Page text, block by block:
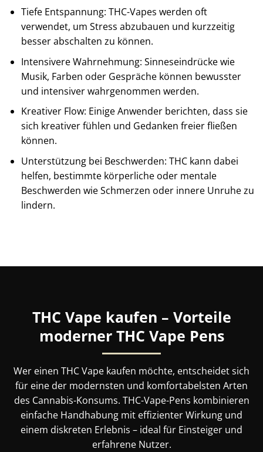
Tiefe Entspannung: THC-Vapes werden oft
verwendet, um Stress abzubauen und kurzzeitig
besser abschalten zu können.
Intensivere Wahrnehmung: Sinneseindrücke wie
Musik, Farben oder Gespräche können bewusster
und intensiver wahrgenommen werden.
Kreativer Flow: Einige Anwender berichten, dass sie
sich kreativer fühlen und Gedanken freier fließen
können.
Unterstützung bei Beschwerden: THC kann dabei
helfen, bestimmte körperliche oder mentale
Beschwerden wie Schmerzen oder innere Unruhe zu
lindern.
THC Vape kaufen – Vorteile
moderner THC Vape Pens
Wer einen THC Vape kaufen möchte, entscheidet sich
für eine der modernsten und komfortabelsten Arten
des Cannabis-Konsums. THC-Vape-Pens kombinieren
einfache Handhabung mit effizienter Wirkung und
einem diskreten Erlebnis – ideal für Einsteiger und
erfahrene Nutzer.